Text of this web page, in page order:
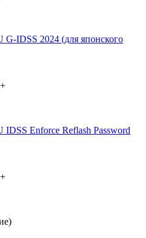
IDSS 2024 (для японского
+
Enforce Reflash Password
+